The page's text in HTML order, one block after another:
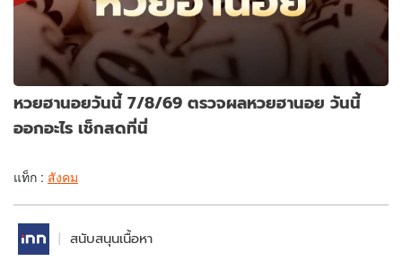
หวยฮานอยวันนี้ 7/8/69 ตรวจผลหวยฮานอย วันนี้
ออกอะไร เช็กสดที่นี่
แท็ก : สังคม
สนับสนุนเนื้อหา